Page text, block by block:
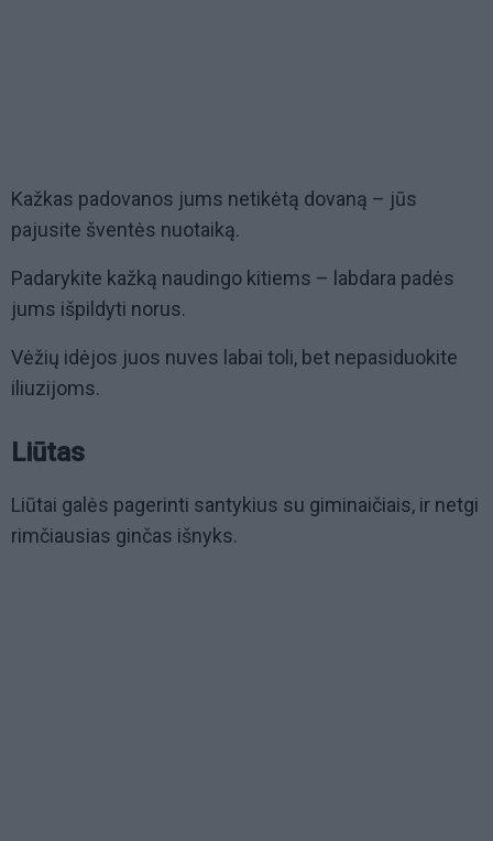
Kažkas padovanos jums netikėtą dovaną – jūs
pajusite šventės nuotaiką.
Padarykite kažką naudingo kitiems – labdara padės
jums išpildyti norus.
Vėžių idėjos juos nuves labai toli, bet nepasiduokite
iliuzijoms.
Liūtas
Liūtai galės pagerinti santykius su giminaičiais, ir netgi
rimčiausias ginčas išnyks.